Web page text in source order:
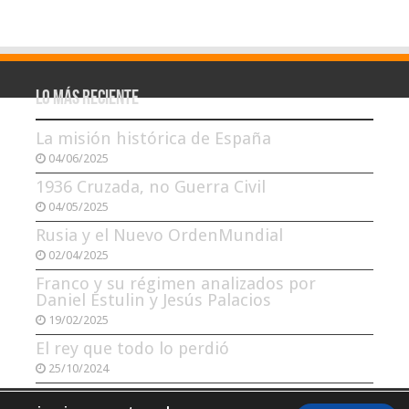
Lo más reciente
La misión histórica de España
04/06/2025
1936 Cruzada, no Guerra Civil
04/05/2025
Rusia y el Nuevo OrdenMundial
02/04/2025
Franco y su régimen analizados por
Daniel Estulin y Jesús Palacios
19/02/2025
El rey que todo lo perdió
25/10/2024